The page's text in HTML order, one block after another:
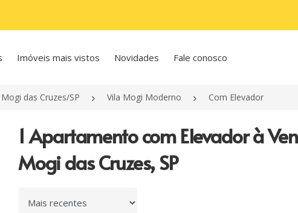
Imóveis mais vistos Novidades Fale conosco
Mogi das Cruzes/SP Vila Mogi Moderno Com Elevador
1 Apartamento com Elevador à
Mogi das Cruzes, SP
Ordenar por